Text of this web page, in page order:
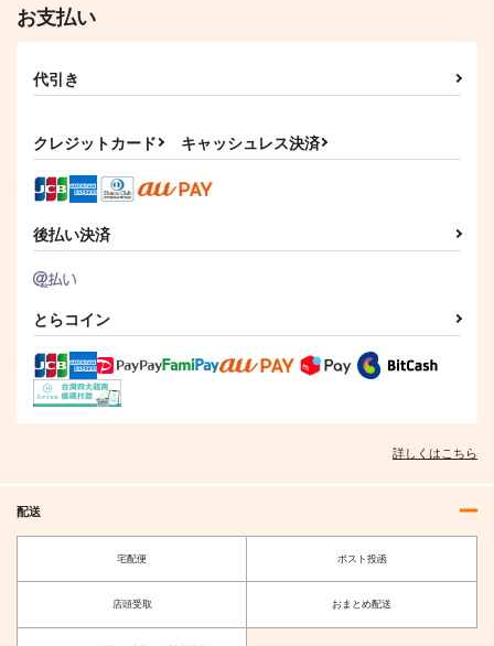
お支払い
代引き
クレジットカード キャッシュレス決済
後払い決済
とらコイン
詳しくはこちら
配送
宅配便 ポスト投函
店頭受取 おまとめ配送